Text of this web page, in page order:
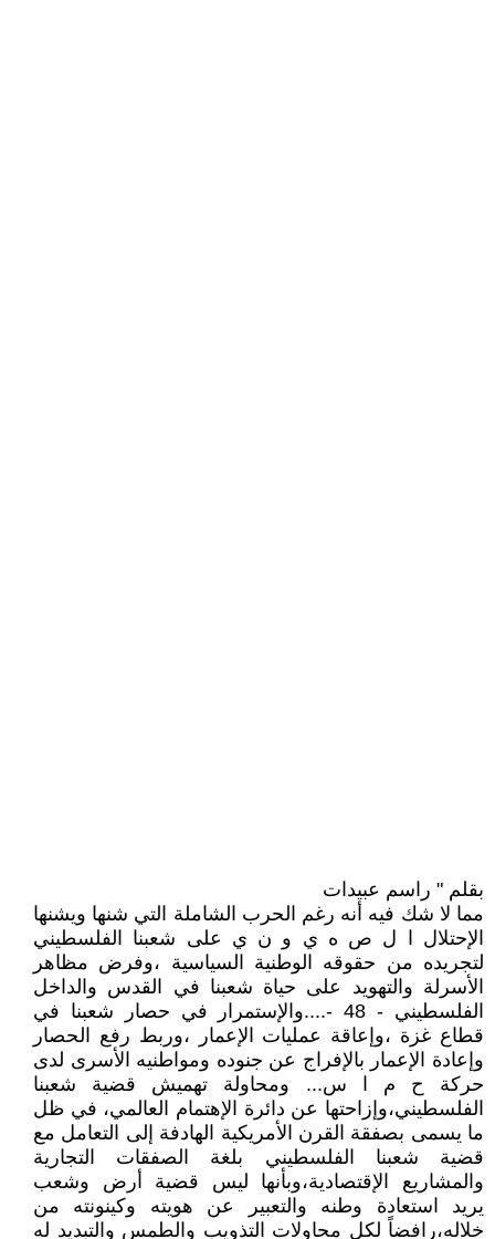
بقلم " راسم عبيدات
مما لا شك فيه أنه رغم الحرب الشاملة التي شنها ويشنها
الإحتلال ا ل ص ه ي و ن ي على شعبنا الفلسطيني
لتجريده من حقوقه الوطنية السياسية ،وفرض مظاهر
الأسرلة والتهويد على حياة شعبنا في القدس والداخل
الفلسطيني - 48 -....والإستمرار في حصار شعبنا في
قطاع غزة ،وإعاقة عمليات الإعمار ،وربط رفع الحصار
وإعادة الإعمار بالإفراج عن جنوده ومواطنيه الأسرى لدى
حركة ح م ا س... ومحاولة تهميش قضية شعبنا
الفلسطيني،وإزاحتها عن دائرة الإهتمام العالمي، في ظل
ما يسمى بصفقة القرن الأمريكية الهادفة إلى التعامل مع
قضية شعبنا الفلسطيني بلغة الصفقات التجارية
والمشاريع الإقتصادية،وبأنها ليس قضية أرض وشعب
يريد استعادة وطنه والتعبير عن هويته وكينونته من
خلاله،رافضاً لكل محاولات التذويب والطمس والتبديد له